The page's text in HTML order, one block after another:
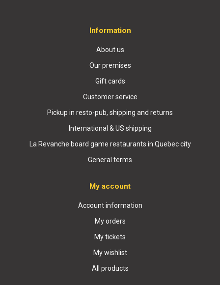
Information
About us
Our premises
Gift cards
Customer service
Pickup in resto-pub, shipping and returns
International & US shipping
La Revanche board game restaurants in Quebec city
General terms
My account
Account information
My orders
My tickets
My wishlist
All products